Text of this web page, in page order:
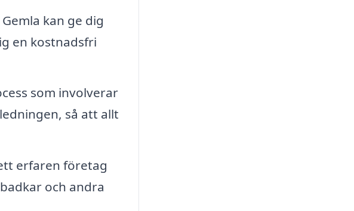
kan ge dig
en kostnadsfri
som involverar
så att allt
erfaren företag
och andra